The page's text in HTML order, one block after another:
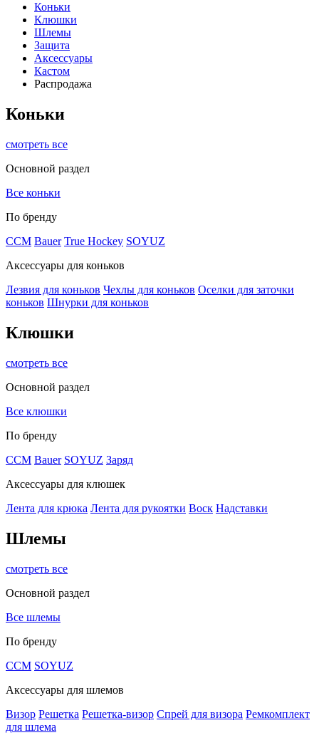
Коньки
Клюшки
Шлемы
Защита
Аксессуары
Кастом
Распродажа
Коньки
смотреть все
Основной раздел
Все коньки
По бренду
ССМ Bauer True Hockey SOYUZ
Аксессуары для коньков
Лезвия для коньков Чехлы для коньков Оселки для заточки
коньков Шнурки для коньков
Клюшки
смотреть все
Основной раздел
Все клюшки
По бренду
CCM Bauer SOYUZ Заряд
Аксессуары для клюшек
Лента для крюка Лента для рукоятки Воск Надставки
Шлемы
смотреть все
Основной раздел
Все шлемы
По бренду
CCM SOYUZ
Аксессуары для шлемов
Визор Решетка Решетка-визор Спрей для визора Ремкомплект
для шлема